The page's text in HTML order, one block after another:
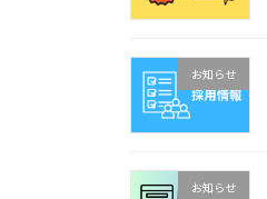
お知らせ
お知らせ